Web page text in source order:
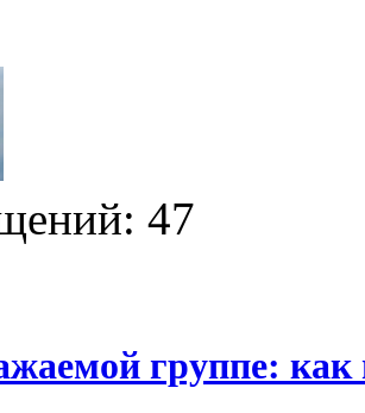
47
группе: